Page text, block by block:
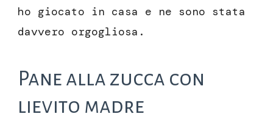
ho giocato in casa e ne sono stata
davvero orgogliosa.
Pane alla zucca con
lievito madre